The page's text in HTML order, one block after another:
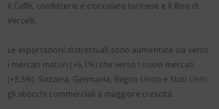
il Caffè, confetterie e cioccolato torinese e il Riso di
Vercelli.
Le esportazioni distrettuali sono aumentate sia verso
i mercati maturi (+6,1%) che verso i nuovi mercati
(+3,5%). Svizzera, Germania, Regno Unito e Stati Uniti
gli sbocchi commerciali a maggiore crescita.